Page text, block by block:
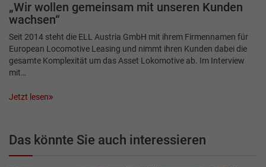
„Wir wollen gemeinsam mit unseren Kunden
wachsen“
Seit 2014 steht die ELL Austria GmbH mit ihrem Firmennamen für
European Locomotive Leasing und nimmt ihren Kunden dabei die
gesamte Komplexität um das Asset Lokomotive ab. Im Interview
mit…
Jetzt lesen
Das könnte Sie auch interessieren